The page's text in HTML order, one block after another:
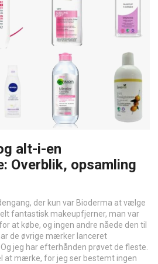
alt-i-en
Overblik, opsamling
der kun var Bioderma at vælge
fantastisk makeupfjerner, man var
at købe, og ingen andre nåede den til
de øvrige mærker lanceret
jeg har efterhånden prøvet de fleste.
at mærke, for jeg ser bestemt ingen